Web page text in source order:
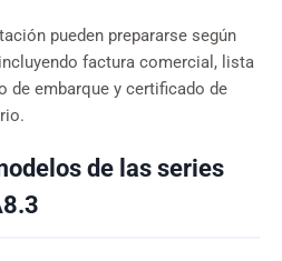
pueden prepararse según
factura comercial, lista
de embarque y certificado de
de las series